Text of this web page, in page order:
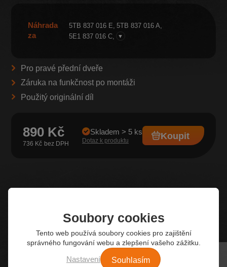
Náhrada
za
5TB 837 016 E 5TB 837 016 A
5E1 837 016 C
▼
Pro pravé přední dveře
Záruka na funkčnost po montáži
Použitý originální díl
890 Kč
736 Kč
Skladem > 5 ks
Dotaz k produktu Koupit
Nejžádanější autodíly
Soubory cookies
Tento web používá soubory cookies pro zajištění
správného fungování webu a zlepšení vašeho zážitku.
Nastavení Souhlasím